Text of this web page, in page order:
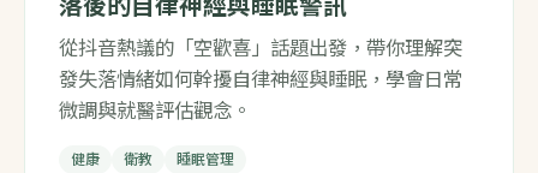
從抖音熱議的「空歡喜」話題出發，帶你理解突
發失落情緒如何幹擾自律神經與睡眠，學會日常
微調與就醫評估觀念。
健康 衛教 睡眠管理